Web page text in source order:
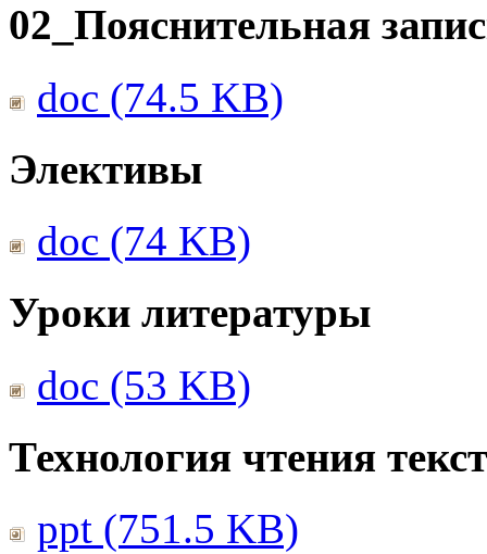
02_Пояснительная
doc (74.5 KB)
Элективы
doc (74 KB)
Уроки литературы
doc (53 KB)
Технология чтения
ppt (751.5 KB)